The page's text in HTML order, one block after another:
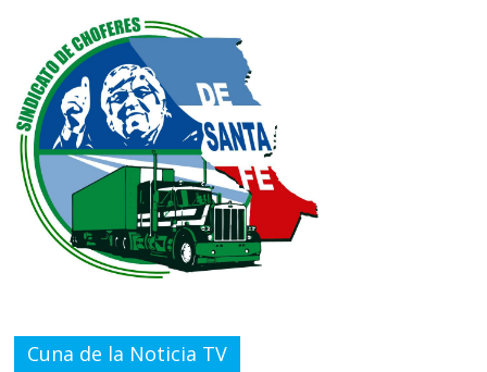
Cuna de la Noticia TV